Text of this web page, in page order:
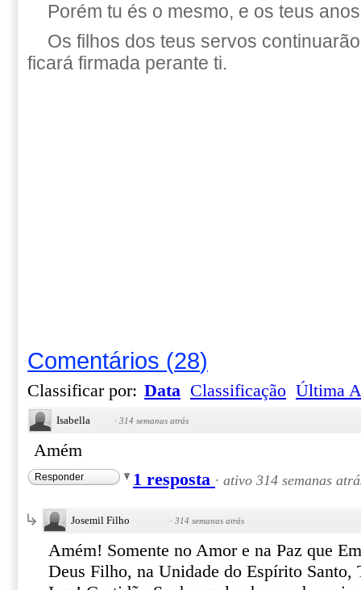
Porém tu és o mesmo, e os teus
Os filhos dos teus servos
ficará firmada perante ti.
Comentários (28)
Classificar por: Data Classificação Última
Isabella · 314 semanas atrás
Amém
Responder 1 resposta · ativo 314 semanas
Josemil Filho · 314 semanas atrás
Amém! Somente no Amor e na Paz que
Deus Filho, na Unidade do Espírito Santo,